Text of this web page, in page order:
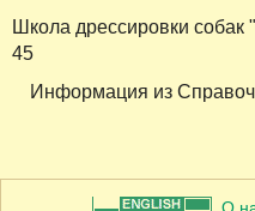
Школа дрессировки
45
Информация из
О